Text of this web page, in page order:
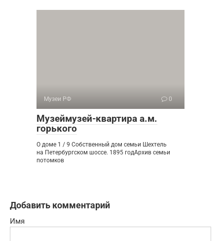
Музеи РФ 0
Музеймузей-квартира а.м.
горького
О доме 1 / 9 Собственный дом семьи Шехтель
на Петербургском шоссе. 1895 годАрхив семьи
потомков
Добавить комментарий
Имя